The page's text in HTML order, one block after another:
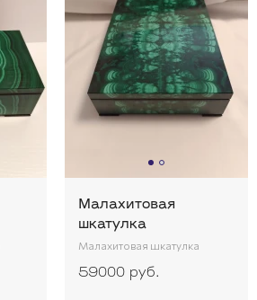
Малахитовая
шкатулка
Малахитовая шкатулка
59000 руб.